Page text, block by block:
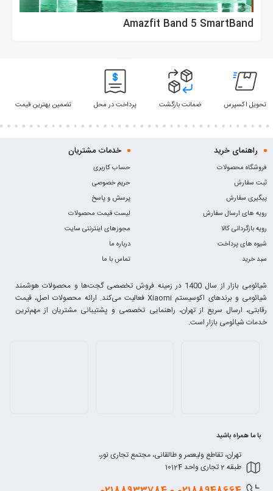
Amazfit Band 5 SmartBand
تحویل اکسپرس ضمانت بازگشت پرداخت در محل تضمین بهترین قیمت
راهنمای خرید
فروشگاه محصولات
ثبت سفارش
پیگیری سفارش
رویه های ارسال سفارش
رویه بازگردانی کالا
شیوه های پرداخت
سبد خرید
خدمات مشتریان
حساب کاربری
حریم خصوصی
پرسش و پاسخ
لیست قیمت محصولات
مجوزهای اینترنتی سایت
درباره ما
تماس با ما
شیائومی بازار از سال 1400 در زمینه فروش تخصصی گجت‌ها و محصولات هوشمند
شیائومی و برندهای اکوسیستم Xiaomi فعالیت می‌کند. ارائه محصولات اصل، قیمت
رقابتی، ارسال سریع از تهران، راهنمایی تخصصی و پشتیبانی مشتریان از مهم‌ترین
خدمات شیائومی بازار است.
با ما همراه باشید
تهران، تقاطع ولیعصر و طالقانی، مجتمع تجاری نور،
طبقه 2 تجاری واحد 10124